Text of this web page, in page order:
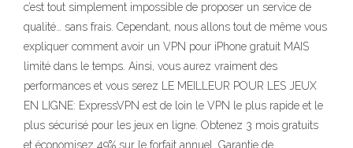
c’est tout simplement impossible de proposer un service de
qualité… sans frais. Cependant, nous allons tout de même vous
expliquer comment avoir un VPN pour iPhone gratuit MAIS
limité dans le temps. Ainsi, vous aurez vraiment des
performances et vous serez LE MEILLEUR POUR LES JEUX
EN LIGNE: ExpressVPN est de loin le VPN le plus rapide et le
plus sécurisé pour les jeux en ligne. Obtenez 3 mois gratuits
et économisez 49% sur le forfait annuel. Garantie de